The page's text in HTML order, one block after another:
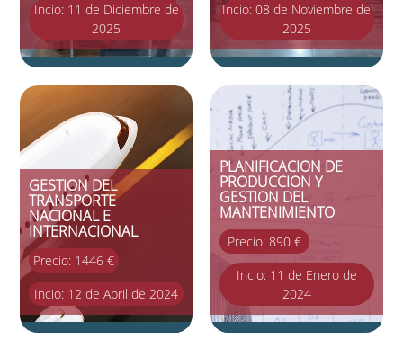
Incio: 11 de Diciembre de
2025
Incio: 08 de Noviembre de
2025
GESTION DEL
TRANSPORTE
NACIONAL E
INTERNACIONAL
Precio: 1446 €
Incio: 12 de Abril de 2024
PLANIFICACION DE
PRODUCCION Y
GESTION DEL
MANTENIMIENTO
Precio: 890 €
Incio: 11 de Enero de
2024